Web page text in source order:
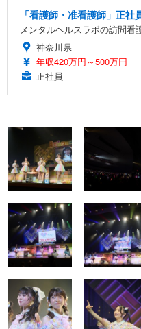
「看護師・准看護師」正
メンタルヘルスラボの訪問看
神奈川県
年収420万円～500万円
正社員